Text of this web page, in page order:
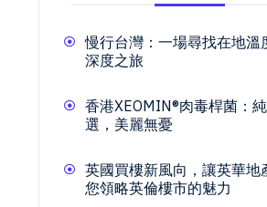
慢行台灣：一場尋找在地溫
深度之旅
香港XEOMIN®肉毒桿菌：
選，美麗無憂
英國買樓新風向，讓英華地
您領略英倫樓市的魅力